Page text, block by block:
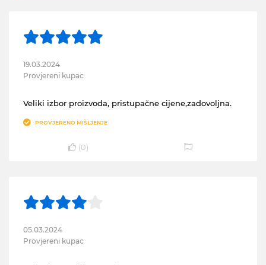
19.03.2024
Provjereni kupac
Veliki izbor proizvoda, pristupačne cijene,zadovoljna.
PROVJERENO MIŠLJENJE
(0)
05.03.2024
Provjereni kupac